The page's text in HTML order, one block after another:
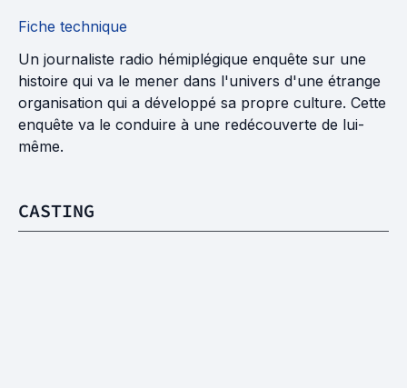
Fiche technique
Un journaliste radio hémiplégique enquête sur une
histoire qui va le mener dans l'univers d'une étrange
organisation qui a développé sa propre culture. Cette
enquête va le conduire à une redécouverte de lui-
même.
CASTING